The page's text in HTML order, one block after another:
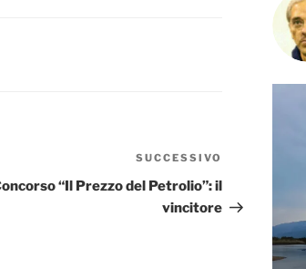
successivo
SUCCESSIVO
“Il Prezzo del Petrolio”: il
vincitore